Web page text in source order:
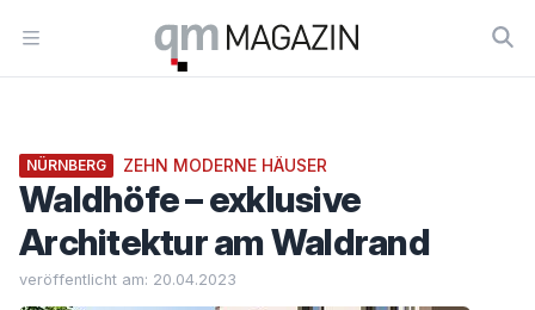
Open menu
Workflow
NÜRNBERG ZEHN MODERNE HÄUSER
Waldhöfe – exklusive
Architektur am Waldrand
veröffentlicht am: 20.04.2023